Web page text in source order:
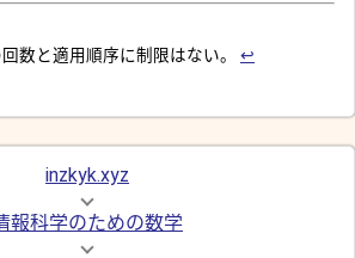
数と適用順序に制限はない。 ↩︎
inzkyk.xyz
報科学のための数学